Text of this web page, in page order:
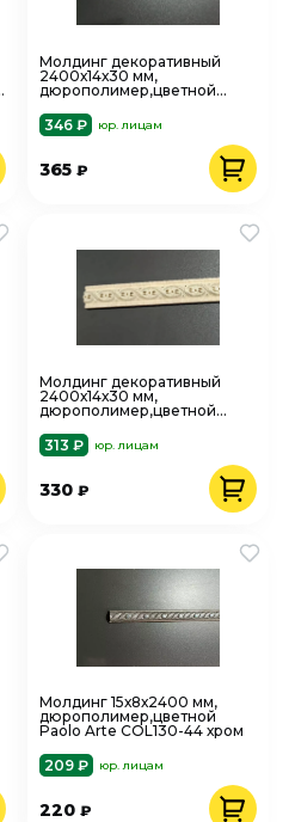
Молдинг декоративный
2400х14х30 мм,
дюрополимер,цветной
346 ₽
юр. лицам
365₽
Молдинг декоративный
2400х14х30 мм,
дюрополимер,цветной
313 ₽
юр. лицам
330₽
Молдинг 15х8х2400 мм,
дюрополимер,цветной
Paolo Arte COL130-44 хром
209 ₽
юр. лицам
220₽